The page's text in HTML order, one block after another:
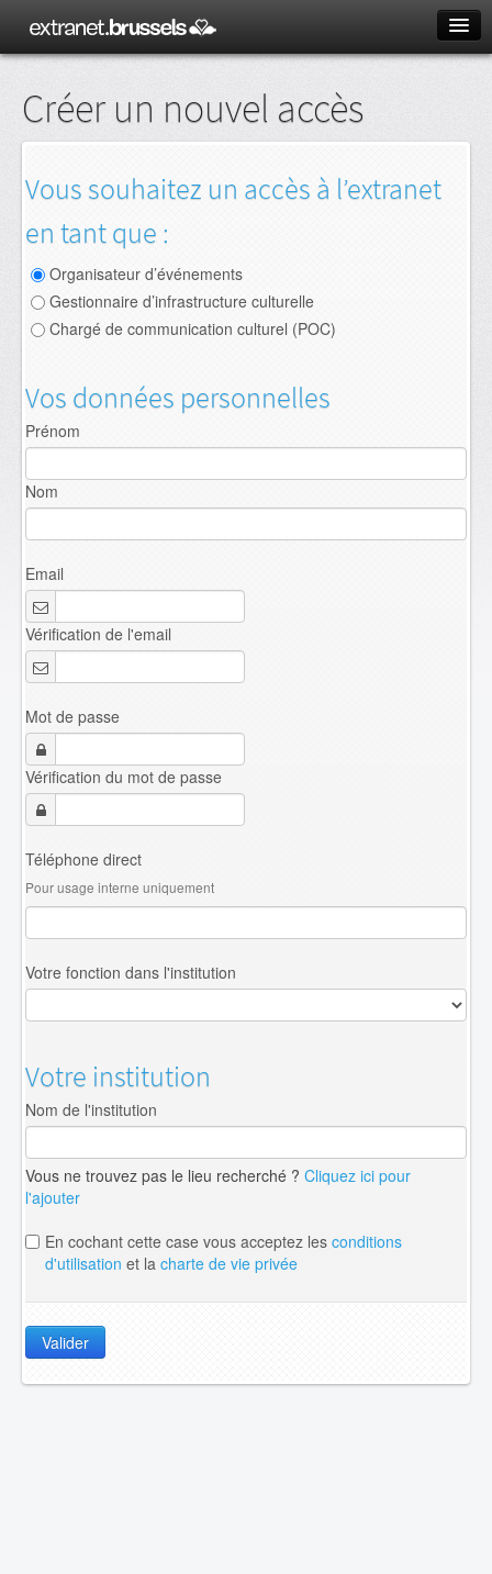
Langue
Nederlands
Créer un nouvel accès
Vous souhaitez un accès à l’extranet
en tant que :
Organisateur d’événements
Gestionnaire d’infrastructure culturelle
Chargé de communication culturel (POC)
Vos données personnelles
Prénom
Nom
Email
Vérification de l'email
Mot de passe
Vérification du mot de passe
Téléphone direct
Pour usage interne uniquement
Votre fonction dans l'institution
Votre institution
Nom de l'institution
Vous ne trouvez pas le lieu recherché ? Cliquez ici pour
l'ajouter
En cochant cette case vous acceptez les conditions
d'utilisation et la charte de vie privée